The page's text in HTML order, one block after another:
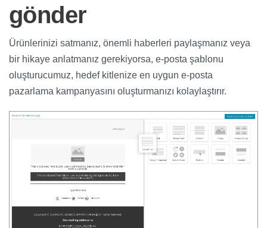
gönder
Ürünlerinizi satmanız, önemli haberleri paylaşmanız veya
bir hikaye anlatmanız gerekiyorsa, e-posta şablonu
oluşturucumuz, hedef kitlenize en uygun e-posta
pazarlama kampanyasını oluşturmanızı kolaylaştırır.